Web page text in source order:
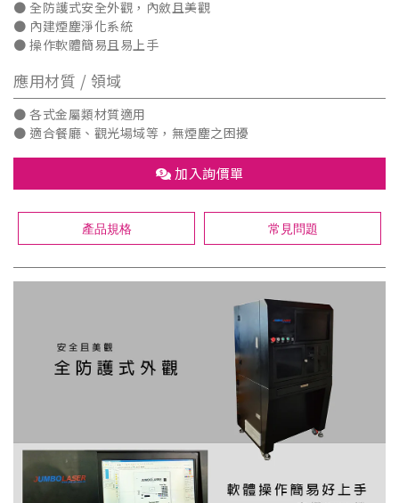
● 全防護式安全外觀，內斂且美觀
● 內建煙塵淨化系統
● 操作軟體簡易且易上手
應用材質 / 領域
● 各式金屬類材質適用
● 適合餐廳、觀光場域等，無煙塵之困擾
加入詢價單
產品規格 常見問題